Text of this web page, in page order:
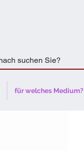
für welches Medium?